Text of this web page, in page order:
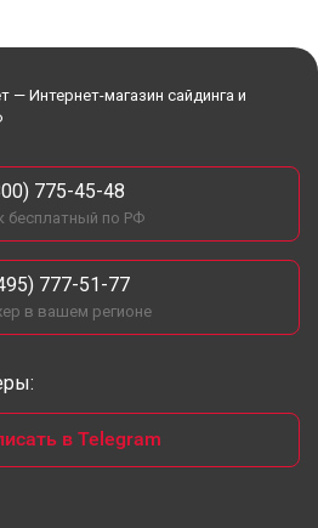
— Интернет-магазин сайдинга и
775-45-48
бесплатный по РФ
777-51-77
в вашем регионе
в Telegram